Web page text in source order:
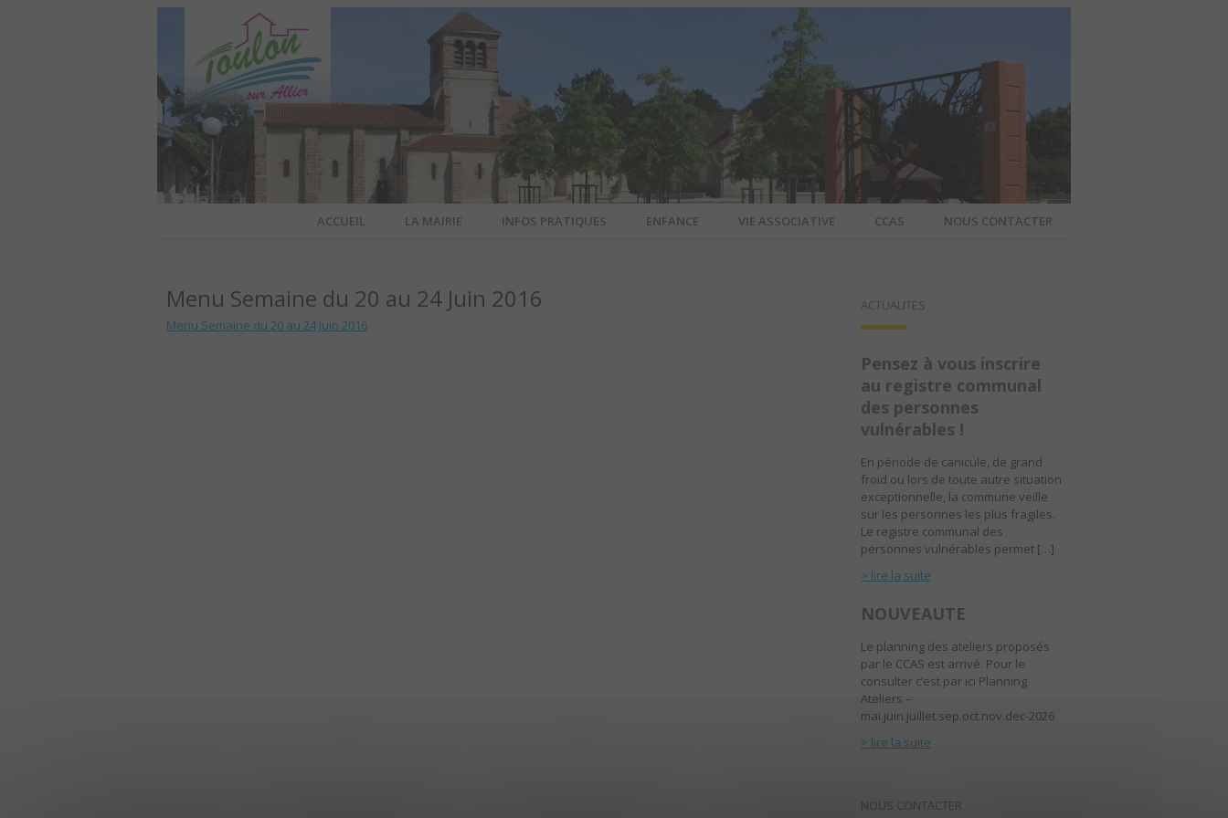
TOULON-SUR-ALLIER – SITE
OFFICIEL DE LA COMMUNE
ACCUEIL LA MAIRIE INFOS PRATIQUES ENFANCE VIE ASSOCIATIVE CCAS NOUS CONTACTER
Menu Semaine du 20 au 24 Juin 2016
Menu Semaine du 20 au 24 Juin 2016
ACTUALITÉS
Pensez à vous inscrire
au registre communal
des personnes
vulnérables !
En période de canicule, de grand
froid ou lors de toute autre situation
exceptionnelle, la commune veille
sur les personnes les plus fragiles.
Le registre communal des
personnes vulnérables permet […]
> lire la suite
NOUVEAUTE
Le planning des ateliers proposés
par le CCAS est arrivé. Pour le
consulter c’est par ici Planning
Ateliers –
mai.juin.juillet.sep.oct.nov.dec-2026
> lire la suite
NOUS CONTACTER